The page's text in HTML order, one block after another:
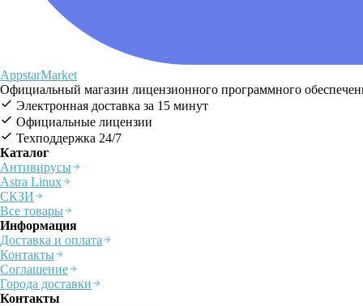
AppstarMarket
Официальный магазин лицензионного программного
Электронная доставка за 15 минут
Официальные лицензии
Техподдержка 24/7
Каталог
Антивирусы
Astra Linux
СКЗИ
Все товары
Информация
Доставка и оплата
Контакты
Соглашение
Города доставки
Контакты